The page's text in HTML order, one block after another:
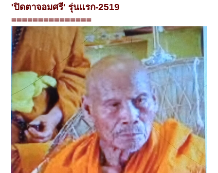
'ปิดตาจอมศรี' รุ่นแรก-2519
===============